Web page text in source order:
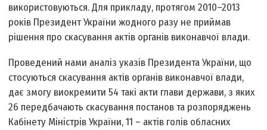
використовуються. Для прикладу, протягом 2010–2013
років Президент України жодного разу не приймав
рішення про скасування актів органів виконавчої влади.
Проведений нами аналіз указів Президента України, що
стосуються скасування актів органів виконавчої влади,
дає змогу виокремити 54 такі акти глави держави, з яких
26 передбачають скасування постанов та розпоряджень
Кабінету Міністрів України, 11 – актів голів обласних